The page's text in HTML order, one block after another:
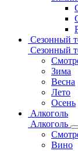
Сезонный
Сезонный
Зима
Весна
Лето
Осень
Алкоголь
Алкоголь
Вино